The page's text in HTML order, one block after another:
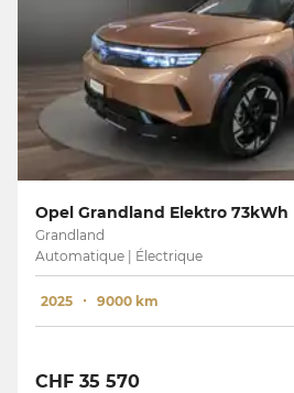
Opel Grandland Elektro 73kWh
Grandland
Automatique | Électrique
2025 9000 km
CHF 35 570